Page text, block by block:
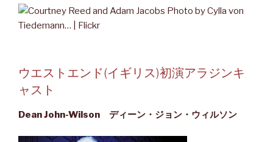
ウエストエンド(イギリス)初演アラジンキ
ャスト
Dean John-Wilson ディーン・ジョン・ウィルソン